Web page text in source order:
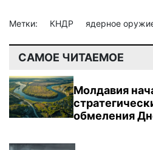
Метки: КНДР ядерное
САМОЕ ЧИТАЕМОЕ
Молдавия
обмеления